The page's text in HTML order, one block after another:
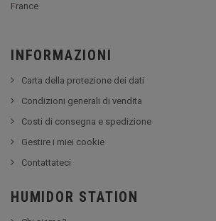
France
INFORMAZIONI
Carta della protezione dei dati
Condizioni generali di vendita
Costi di consegna e spedizione
Gestire i miei cookie
Contattateci
HUMIDOR STATION